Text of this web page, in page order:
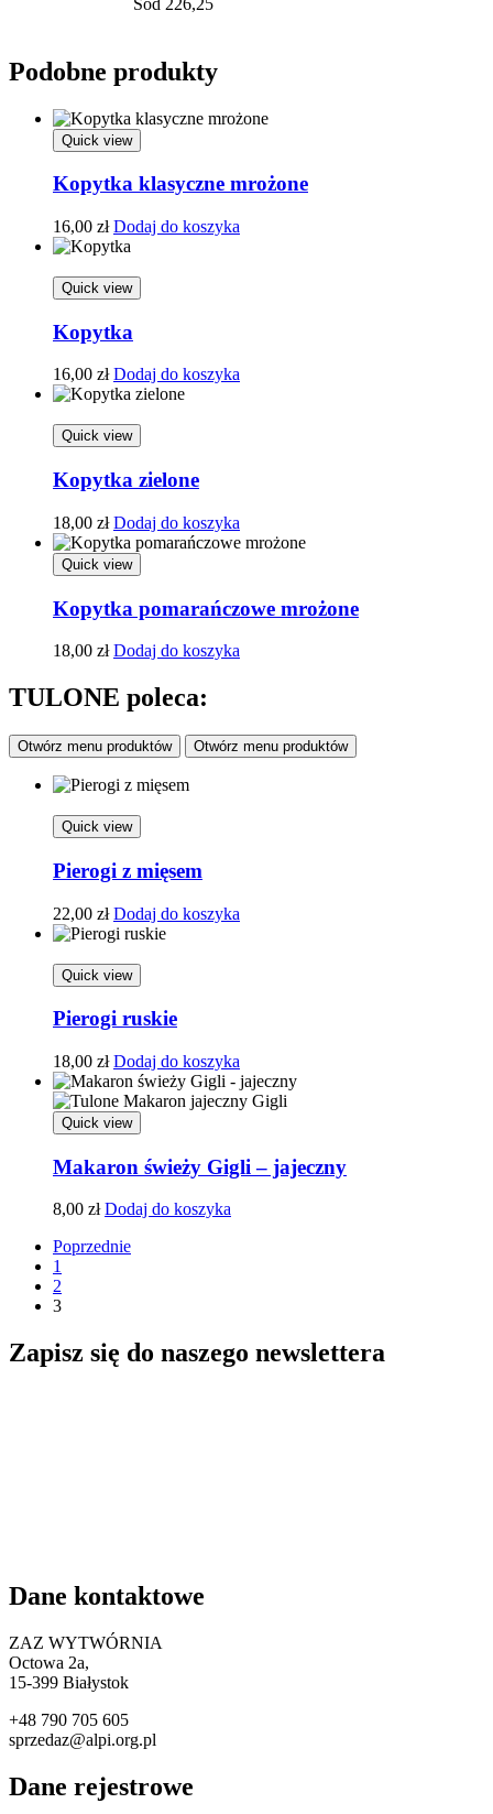
Podobne produkty
Quick view
Kopytka klasyczne mrożone
16,00 zł Dodaj do koszyka
Quick view
Kopytka
16,00 zł Dodaj do koszyka
Quick view
Kopytka zielone
18,00 zł Dodaj do koszyka
Quick view
Kopytka pomarańczowe mrożone
18,00 zł Dodaj do koszyka
TULONE poleca:
Otwórz menu produktów Otwórz menu produktów
Quick view
Pierogi z mięsem
22,00 zł Dodaj do koszyka
Quick view
Pierogi ruskie
18,00 zł Dodaj do koszyka
Quick view
Makaron świeży Gigli – jajeczny
8,00 zł Dodaj do koszyka
Poprzednie
1
2
3
Zapisz się do naszego newslettera
Dane kontaktowe
ZAZ WYTWÓRNIA
Octowa 2a,
15-399 Białystok
+48 790 705 605
sprzedaz@alpi.org.pl
Dane rejestrowe